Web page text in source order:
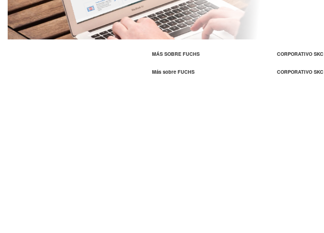
MÁS SOBRE FUCHS
Más sobre FUCHS
CORPORATIVO SKC
CORPORATIVO SKC